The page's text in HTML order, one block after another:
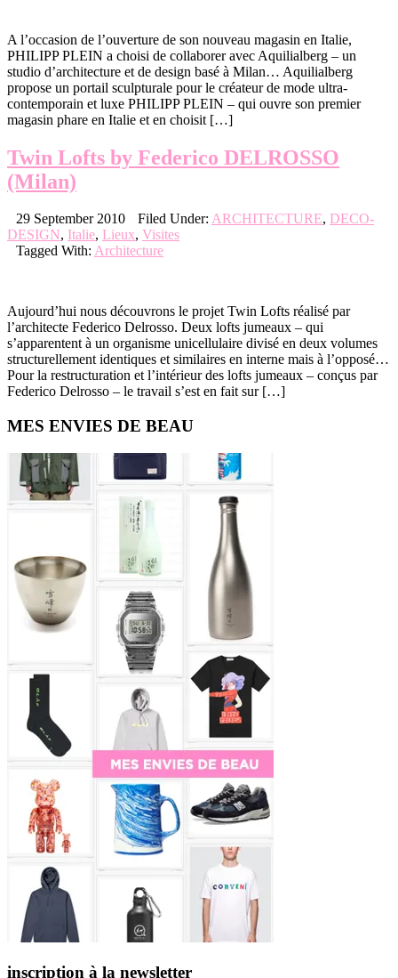
A l’occasion de l’ouverture de son nouveau magasin en Italie,
PHILIPP PLEIN a choisi de collaborer avec Aquilialberg – un
studio d’architecture et de design basé à Milan… Aquilialberg
propose un portail sculpturale pour le créateur de mode ultra-
contemporain et luxe PHILIPP PLEIN – qui ouvre son premier
magasin phare en Italie et en choisit […]
Twin Lofts by Federico DELROSSO
(Milan)
29 September 2010 Filed Under: ARCHITECTURE, DECO-
DESIGN, Italie, Lieux, Visites
Tagged With: Architecture
Aujourd’hui nous découvrons le projet Twin Lofts réalisé par
l’architecte Federico Delrosso. Deux lofts jumeaux – qui
s’apparentent à un organisme unicellulaire divisé en deux volumes
structurellement identiques et similaires en interne mais à l’opposé…
Pour la restructuration et l’intérieur des lofts jumeaux – conçus par
Federico Delrosso – le travail s’est en fait sur […]
Primary
Sidebar
MES ENVIES DE BEAU
inscription à la newsletter